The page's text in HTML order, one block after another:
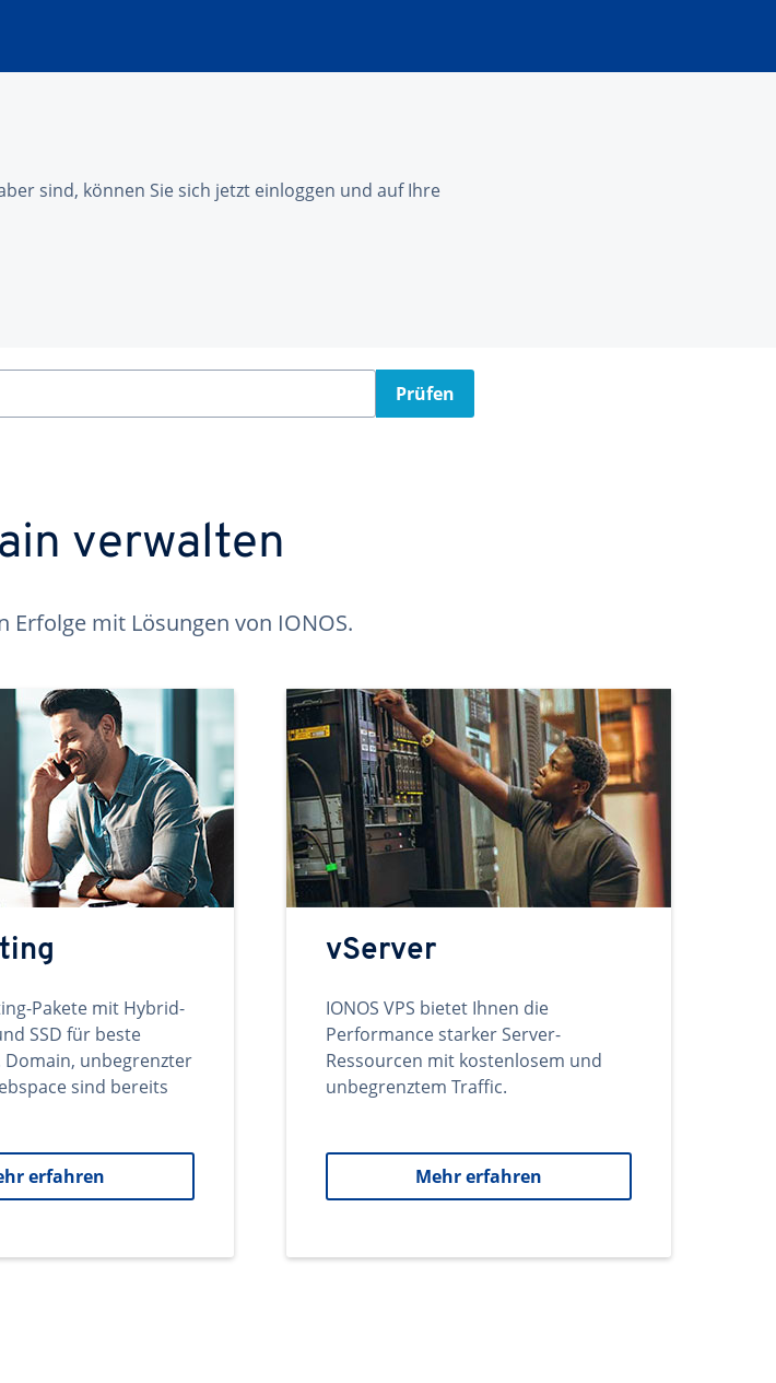
sind, können Sie sich jetzt einloggen und auf Ihre
Prüfen
verwalten
Erfolge mit Lösungen von IONOS.
Pakete mit Hybrid-
SSD für beste
Domain, unbegrenzter
sind bereits
erfahren
vServer
IONOS VPS bietet Ihnen die
Performance starker Server-
Ressourcen mit kostenlosem und
unbegrenztem Traffic.
Mehr erfahren